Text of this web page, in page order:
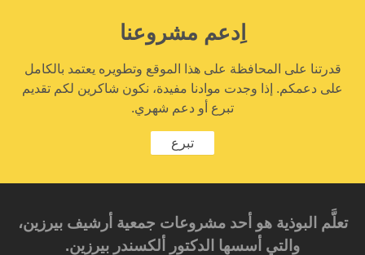
اِدعم مشروعنا
قدرتنا على المحافظة على هذا الموقع وتطويره يعتمد بالكامل
على دعمكم. إذا وجدت موادنا مفيدة، نكون شاكرين لكم تقديم
تبرع أو دعم شهري.
تبرع
تعلَّم البوذية هو أحد مشروعات جمعية أرشيف بيرزين،
والتي أسسها الدكتور ألكسندر بيرزين.‎‎